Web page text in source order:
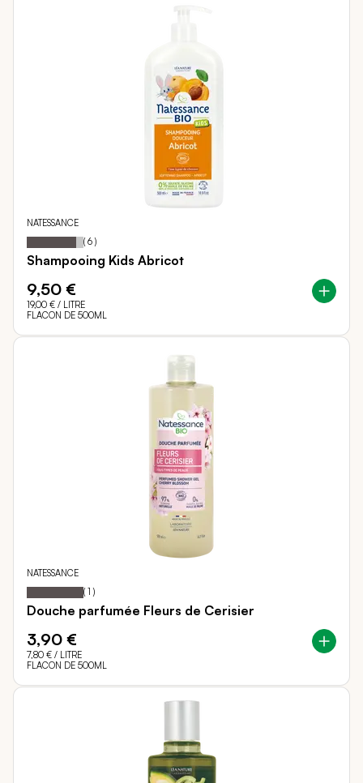
NATESSANCE
Notation: 87
% of
( 6 )
Shampooing Kids Abricot
9,50 €
19,00 € / LITRE
FLACON DE 500ML
NATESSANCE
Notation: 100
% of
( 1 )
Douche parfumée Fleurs de Cerisier
3,90 €
7,80 € / LITRE
FLACON DE 500ML